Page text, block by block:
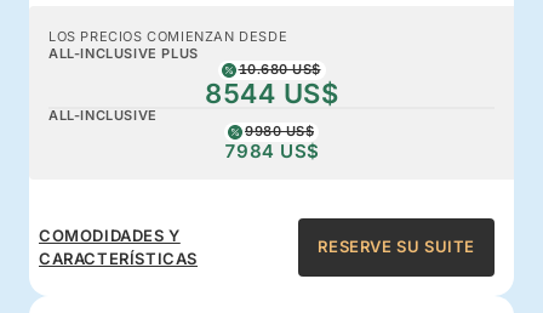
LOS PRECIOS COMIENZAN DESDE
ALL-INCLUSIVE PLUS
10.680 US$
8544 US$
ALL-INCLUSIVE
9980 US$
7984 US$
COMODIDADES Y
CARACTERÍSTICAS
RESERVE SU SUITE